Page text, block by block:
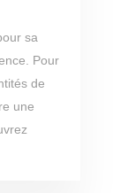
sa
Pour
de
une